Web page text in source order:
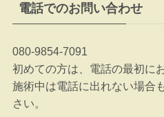
電話でのお問い合わせ
080-9854-7091
初めての方は、電話の最初に
施術中は電話に出れない場合
さい。